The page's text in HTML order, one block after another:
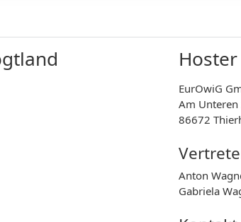
EurOwiG
Am Unteren
86672
Anton
Gabriela